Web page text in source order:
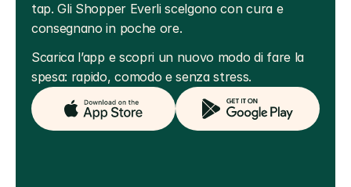
tap. Gli Shopper Everli scelgono con cura e
consegnano in poche ore.
Scarica l’app e scopri un nuovo modo di fare la
spesa: rapido, comodo e senza stress.